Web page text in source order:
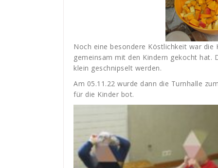
Noch eine besondere Köstlichkeit war
gemeinsam mit den Kindern gekocht hat.
klein geschnipselt werden.
Am 05.11.22 wurde dann die Turnhalle
für die Kinder bot.